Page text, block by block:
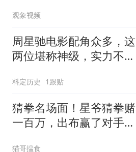
观象视频
周星驰电影配角众多，这
两位堪称神级，实力不容
料定历史 1跟贴
猜拳名场面！星爷猜拳赌
一百万，出布赢了对手却
猫哥揾食